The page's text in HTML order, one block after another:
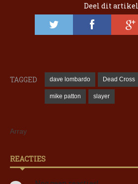
Deel dit artikel
TAGGED dave lombardo Dead Cross
mike patton slayer
Array
REACTIES